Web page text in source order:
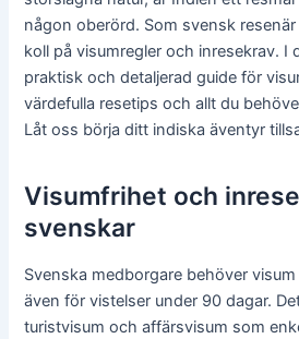
någon oberörd. Som svensk
koll på visumregler och inresekrav. I
praktisk och detaljerad guide för
värdefulla resetips och allt du
Låt oss börja ditt indiska äventyr
Visumfrihet och
svenskar
Svenska medborgare behöver
även för vistelser under 90 dagar.
turistvisum och affärsvisum som